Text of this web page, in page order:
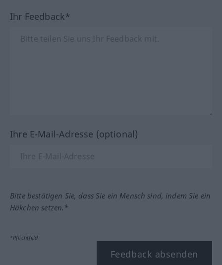
Ihr Feedback*
Ihre E-Mail-Adresse (optional)
Bitte bestätigen Sie, dass Sie ein Mensch sind, indem Sie ein
Häkchen setzen.*
*Pflichtfeld
Feedback absenden